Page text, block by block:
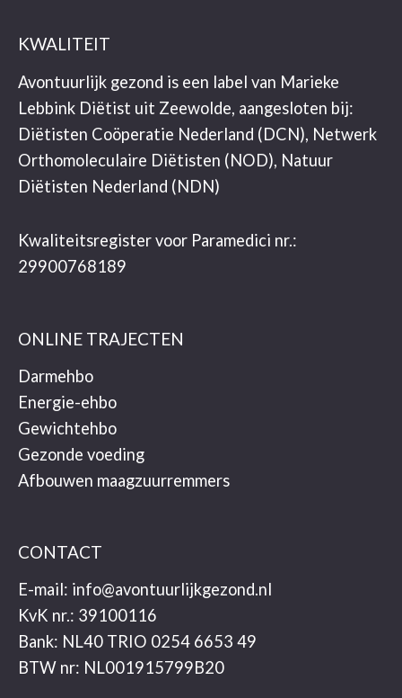
KWALITEIT
Avontuurlijk gezond is een label van Marieke
Lebbink Diëtist uit Zeewolde, aangesloten bij:
Diëtisten Coöperatie Nederland (DCN), Netwerk
Orthomoleculaire Diëtisten (NOD), Natuur
Diëtisten Nederland (NDN)
Kwaliteitsregister voor Paramedici nr.:
29900768189
ONLINE TRAJECTEN
Darmehbo
Energie-ehbo
Gewichtehbo
Gezonde voeding
Afbouwen maagzuurremmers
CONTACT
E-mail: info@avontuurlijkgezond.nl
KvK nr.: 39100116
Bank: NL40 TRIO 0254 6653 49
BTW nr: NL001915799B20